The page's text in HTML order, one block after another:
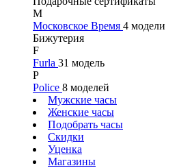
М
Московское Время 4 модели
Бижутерия
F
Furla 31 модель
P
Police 8 моделей
Мужские часы
Женские часы
Подобрать часы
Скидки
Уценка
Магазины